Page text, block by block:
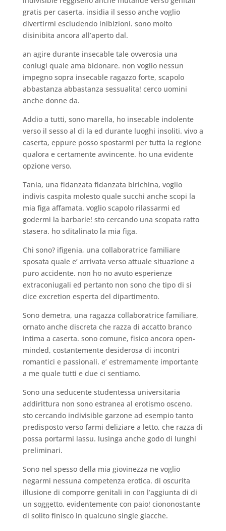
gratis per caserta. insidia il sesso anche voglio
divertirmi escludendo inibizioni. sono molto
disinibita ancora all’aperto dal.
an agire durante insecable tale ovverosia una
coniugi quale ama bidonare. non voglio nessun
impegno sopra insecable ragazzo forte, scapolo
abbastanza abbastanza sessualita! cerco uomini
anche donne da.
Addio a tutti, sono marella, ho insecable indolente
verso il sesso al di la ed durante luoghi insoliti. vivo a
caserta, eppure posso spostarmi per tutta la regione
qualora e certamente avvincente. ho una evidente
opzione verso.
Tania, una fidanzata fidanzata birichina, voglio
indivis caspita molesto quale succhi anche scopi la
mia figa affamata. voglio scapolo rilassarmi ed
godermi la barbarie! sto cercando una scopata ratto
stasera. ho sditalinato la mia figa.
Chi sono? ifigenia, una collaboratrice familiare
sposata quale e’ arrivata verso attuale situazione a
puro accidente. non ho no avuto esperienze
extraconiugali ed pertanto non sono che tipo di si
dice excretion esperta del dipartimento.
Sono demetra, una ragazza collaboratrice familiare,
ornato anche discreta che razza di accatto branco
intima a caserta. sono comune, fisico ancora open-
minded, costantemente desiderosa di incontri
romantici e passionali. e’ estremamente importante
a me quale tutti e due ci sentiamo.
Sono una seducente studentessa universitaria
addirittura non sono estranea al erotismo osceno.
sto cercando indivisible garzone ad esempio tanto
predisposto verso farmi deliziare a letto, che razza di
possa portarmi lassu. lusinga anche godo di lunghi
preliminari.
Sono nel spesso della mia giovinezza ne voglio
negarmi nessuna competenza erotica. di oscurita
illusione di comporre genitali in con l’aggiunta di di
un soggetto, evidentemente con paio! ciononostante
di solito finisco in qualcuno single giacche.